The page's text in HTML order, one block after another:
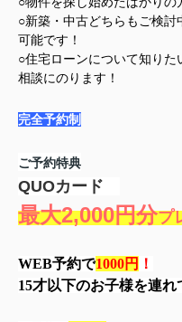
○新築・中古どちらもご検
可能です！
○住宅ローンについて知り
相談にのります！
完全予約制
ご予約特典
QUOカード
最大2,000円分プ
WEB予約で1000円 ！
15才以下のお子様を連